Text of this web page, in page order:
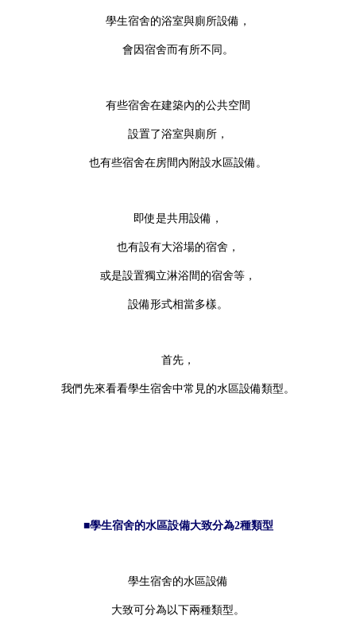
學生宿舍的浴室與廁所設備，
會因宿舍而有所不同。
有些宿舍在建築內的公共空間
設置了浴室與廁所，
也有些宿舍在房間內附設水區設備。
即使是共用設備，
也有設有大浴場的宿舍，
或是設置獨立淋浴間的宿舍等，
設備形式相當多樣。
首先，
我們先來看看學生宿舍中常見的水區設備類型。
■學生宿舍的水區設備大致分為2種類型
學生宿舍的水區設備
大致可分為以下兩種類型。